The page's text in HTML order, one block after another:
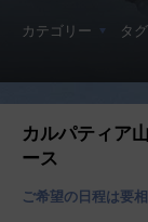
カテゴリー タグ
カルパティア
ース
ご希望の日程は要